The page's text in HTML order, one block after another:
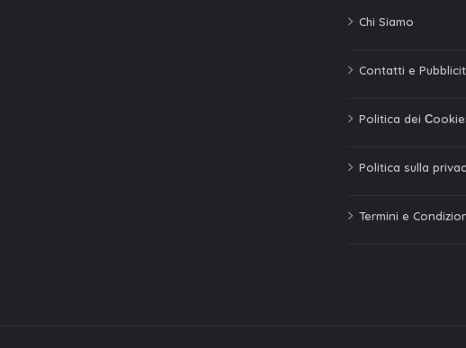
Chi Siamo
Contatti e
Politica dei
Politica sulla
Termini e